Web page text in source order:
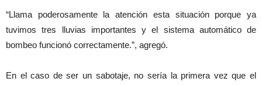
“Llama poderosamente la atención esta situación porque ya
tuvimos tres lluvias importantes y el sistema automático de
bombeo funcionó correctamente.”, agregó.
En el caso de ser un sabotaje, no sería la primera vez que el